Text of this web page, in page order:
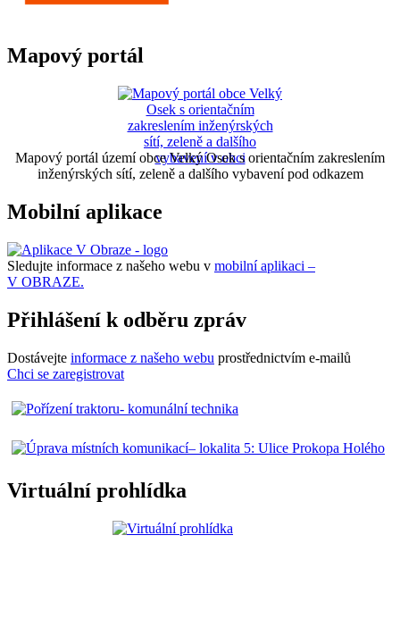
Mapový portál
Mapový portál území obce Velký Osek s orientačním zakreslením
inženýrských sítí, zeleně a dalšího vybavení pod odkazem
Mobilní aplikace
Sledujte informace z našeho webu v mobilní aplikaci –
V OBRAZE.
Přihlášení k odběru zpráv
Dostávejte informace z našeho webu prostřednictvím e-mailů
Chci se zaregistrovat
Virtuální prohlídka